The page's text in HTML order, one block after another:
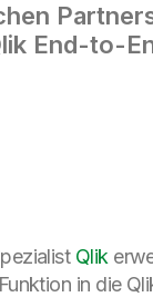
End-to-
Qlik
in die